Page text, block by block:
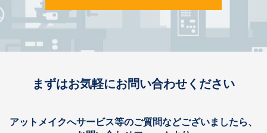
まずはお気軽にお問い合わせください
アットメイクへサービス等のご質問などございましたら、